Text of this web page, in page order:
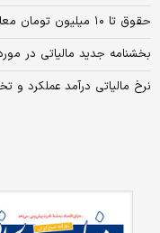
حقوق تا ۱۰ میلیون تومان معاف از مالیات شد
بخشنامه جدید مالیاتی در
نرخ مالیاتی درآمد عملکرد و